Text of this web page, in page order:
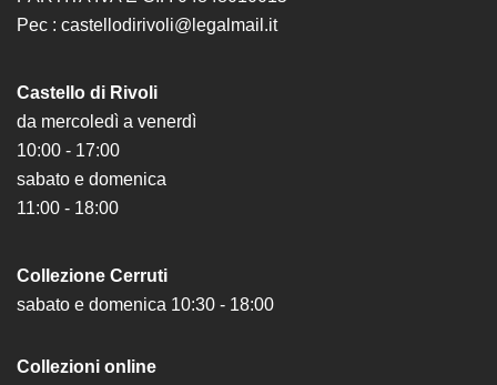
Pec : castellodirivoli@legalmail.it
Castello di Rivoli
da mercoledì a venerdì
10:00 - 17:00
sabato e domenica
11:00 - 18:00
Collezione Cerruti
sabato e domenica 10:30 - 18:00
Collezioni online